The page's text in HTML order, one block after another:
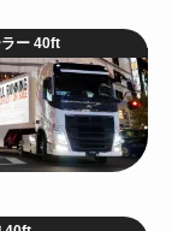
ー 40ft